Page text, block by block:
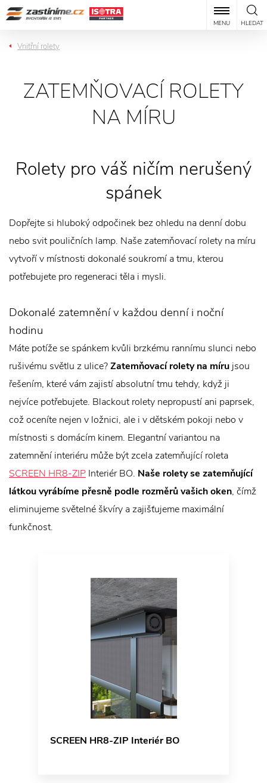
HLEDAT
MENU
Vnitřní rolety
ZATEMŇOVACÍ ROLETY
NA MÍRU
Rolety pro váš ničím nerušený
spánek
Dopřejte si hluboký odpočinek bez ohledu na denní dobu
nebo svit pouličních lamp. Naše zatemňovací rolety na míru
vytvoří v místnosti dokonalé soukromí a tmu, kterou
potřebujete pro regeneraci těla i mysli.
Dokonalé zatemnění v každou denní i noční
hodinu
Máte potíže se spánkem kvůli brzkému rannímu slunci nebo
rušivému světlu z ulice?Zatemňovací rolety na míru jsou
řešením, které vám zajistí absolutní tmu tehdy, když ji
nejvíce potřebujete. Blackout rolety nepropustí ani paprsek,
což oceníte nejen v ložnici, ale i v dětském pokoji nebo v
místnosti s domácím kinem. Elegantní variantou na
zatemnění interiéru může být zcela zatemňující roleta
SCREEN HR8-ZIP Interiér BO. Naše rolety se zatemňující
látkou vyrábíme přesně podle rozměrů vašich oken, čímž
eliminujeme světelné škvíry a zajišťujeme maximální
funkčnost.
SCREEN HR8-ZIP Interiér BO